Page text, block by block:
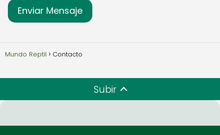
Mundo Reptil Contacto
Subir